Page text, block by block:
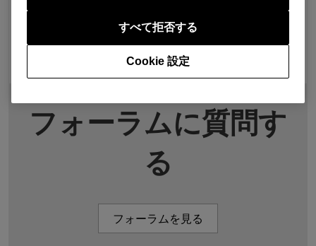
フォーラムに質問す
る
フォーラムを見る
Cookie 設定
すべて拒否する